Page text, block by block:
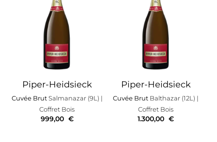
Piper-Heidsieck
Cuvée BrutSalmanazar (9L) |
Coffret Bois
999,00 €
Piper-Heidsieck
Cuvée Brut Balthazar (12L) |
Coffret Bois
1.300,00 €